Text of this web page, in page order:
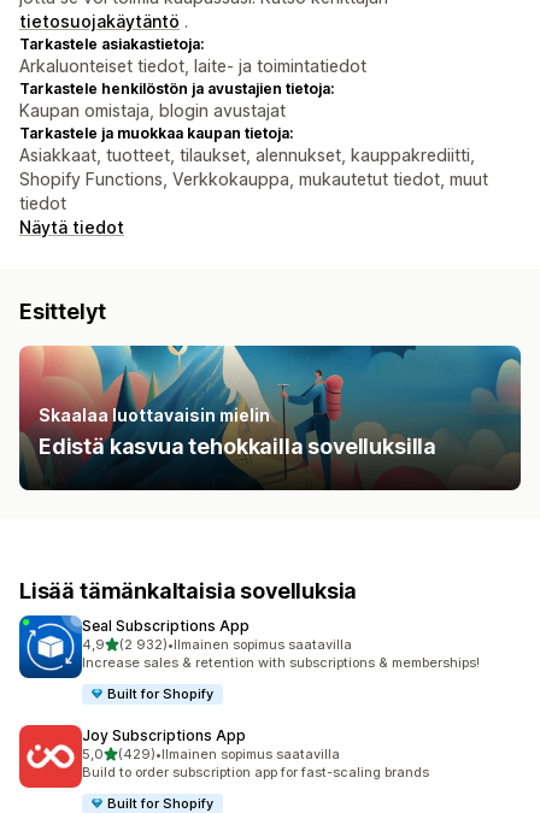
tietosuojakäytäntö .
Tarkastele asiakastietoja:
Arkaluonteiset tiedot, laite- ja toimintatiedot
Tarkastele henkilöstön ja avustajien tietoja:
Kaupan omistaja, blogin avustajat
Tarkastele ja muokkaa kaupan tietoja:
Asiakkaat, tuotteet, tilaukset, alennukset, kauppakrediitti,
Shopify Functions, Verkkokauppa, mukautetut tiedot, muut
tiedot
Näytä tiedot
Esittelyt
Skaalaa luottavaisin mielin
Edistä kasvua tehokkailla sovelluksilla
Lisää tämänkaltaisia sovelluksia
Seal Subscriptions App
4,9/ 5 tähteä
(2 932)
2932 arvostelua yhteensä
•Ilmainen sopimus saatavilla
Increase sales & retention with subscriptions & memberships!
Built for Shopify
Joy Subscriptions App
5,0/ 5 tähteä
(429)
429 arvostelua yhteensä
•Ilmainen sopimus saatavilla
Build to order subscription app for fast-scaling brands
Built for Shopify